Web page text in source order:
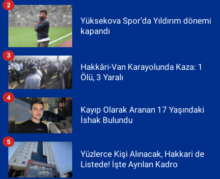
Yüksekova Spor’da Yıldırım dönemi
kapandı
2
Hakkâri-Van Karayolunda Kaza: 1
Ölü, 3 Yaralı
3
Kayıp Olarak Aranan 17 Yaşındaki
İshak Bulundu
4
Yüzlerce Kişi Alınacak, Hakkari de
Listede! İşte Ayrılan Kadro
5